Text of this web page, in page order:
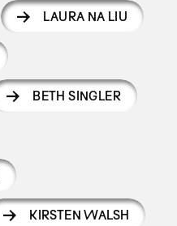
LAURA NA LIU
BETH SINGLER
KIRSTEN WALSH